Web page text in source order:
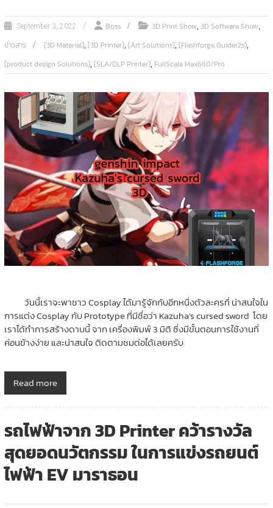
September 3, 2022 Boss 3D Print Show,3D Software Show,
ข่าวสาร [3D Material],[3D Printer],[Art Solutions],[Flashforge Guider2s],
[product design Solutions],[SLA/DLP Printer], FullScale Max660/Pro
วันนี้เราจะพาชาว Cosplay ได้มารู้จักกับอีกหนึ่งตัวละครที่ น่าสนใจใน
การแต่ง Cosplay กับ Prototype ที่มีชื่อว่า Kazuha’s cursed sword โดย
เราได้ทำการสร้างดาบนี้ จาก เครื่องพิมพ์ 3 มิติ ซึ่งมีขั้นตอนการใช้งานที่
ค่อนข้างง่าย และน่าสนใจ ติดตามชมต่อได้เลยครับ
Read more
รถไฟฟ้าจาก 3D Printer คว้ารางวัล
สุดยอดนวัตกรรม ในการแข่งรถยนต์
ไฟฟ้า EV มาราธอน